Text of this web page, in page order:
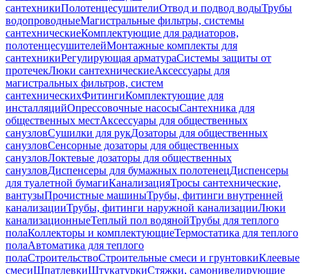
сантехникиПолотенцесушителиОтвод и подвод водыТрубы
водопроводныеМагистральные фильтры, системы
сантехническиеКомплектующие для радиаторов,
полотенцесушителейМонтажные комплекты для
сантехникиРегулирующая арматураСистемы защиты от
протечекЛюки сантехническиеАксессуары для
магистральных фильтров, систем
сантехническихФитингиКомплектующие для
инсталляцийОпрессовочные насосыСантехника для
общественных местАксессуары для общественных
санузловСушилки для рукДозаторы для общественных
санузловСенсорные дозаторы для общественных
санузловЛоктевые дозаторы для общественных
санузловДиспенсеры для бумажных полотенецДиспенсеры
для туалетной бумагиКанализацияТросы сантехнические,
вантузыПрочистные машиныТрубы, фитинги внутренней
канализацииТрубы, фитинги наружной канализацииЛюки
канализационныеТеплый пол водянойТрубы для теплого
полаКоллекторы и комплектующиеТермостатика для теплого
полаАвтоматика для теплого
полаСтроительствоСтроительные смеси и грунтовкиКлеевые
смесиШпатлевкиШтукатуркиСтяжки, самонивелирующие